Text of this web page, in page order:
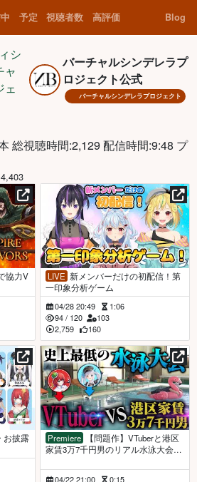
予定 視聴者数 高評価 Blog
シ
ャ
ェ
バーチャルシンデレラプ
ロジェクト公式
バーチャルシンデレラプロジェクト
総視聴時間:2,129 配信時間:9:48 プ
LIVE
一印象分析ゲーム
04/28 20:49
1:06
94 / 120
103
2,759
160
Premiere【問題作】VTuberと港区
家賃3万7千円男のリアル水泳大会が
楽めあ 緋赤エリオ NHOT BOT】
04/22 21:00
0:15